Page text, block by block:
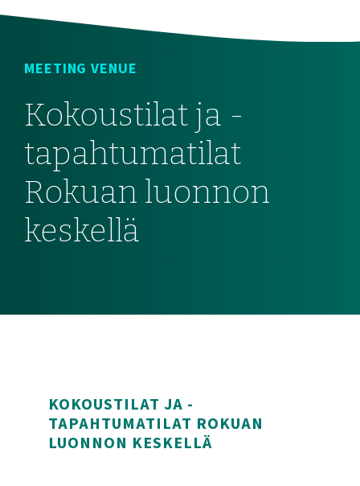
MEETING VENUE
Kokoustilat ja -
tapahtumatilat
Rokuan luonnon
keskellä
KOKOUSTILAT JA -
TAPAHTUMATILAT ROKUAN
LUONNON KESKELLÄ